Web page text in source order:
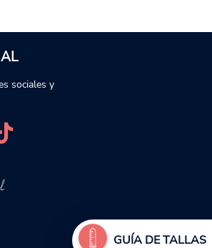
sociales y
GUÍA DE TALLAS